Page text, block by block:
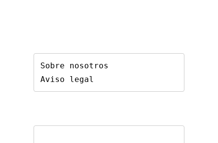
Sobre nosotros
Aviso legal